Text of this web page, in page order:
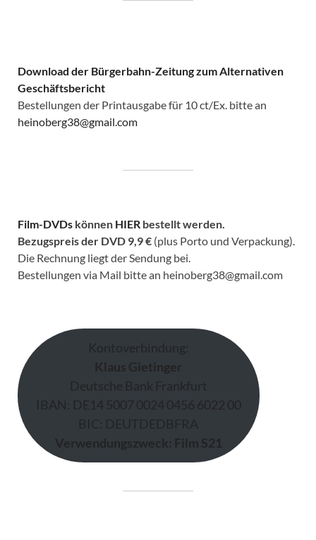
Download der Bürgerbahn-Zeitung zum Alternativen
Geschäftsbericht
Bestellungen der Printausgabe für 10 ct/Ex. bitte an
heinoberg38@gmail.com
Film-DVDs können HIER bestellt werden.
Bezugspreis der DVD 9,9 € (plus Porto und Verpackung).
Die Rechnung liegt der Sendung bei.
Bestellungen via Mail bitte an heinoberg38@gmail.com
Kontoverbindung:
Klaus Gietinger
Deutsche Bank Frankfurt
IBAN: DE14 5007 0024 0456 6022 00
BIC: DEUTDEDBFRA
Verwendungszweck: Film S21